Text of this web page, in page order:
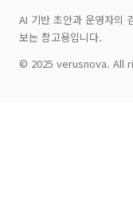
AI 기반 초안과 운영자의
보는 참고용입니다.
© 2025 verusnova. All